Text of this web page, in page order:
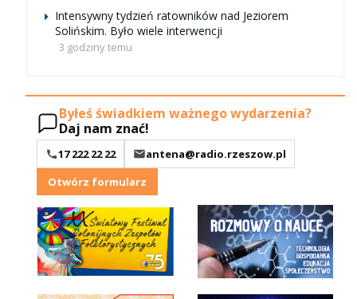
Intensywny tydzień ratowników nad Jeziorem
Solińskim. Było wiele interwencji
3 godziny temu
Byłeś świadkiem ważnego wydarzenia?
Daj nam znać!
17 222 22 22
antena@radio.rzeszow.pl
Otwórz formularz